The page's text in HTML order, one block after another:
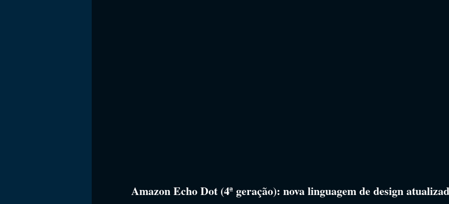
Amazon Echo Dot (4ª geração): nova linguagem de design